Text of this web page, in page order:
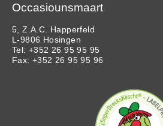
Occasiounsmaart
5, Z.A.C. Happerfeld
L-9806 Hosingen
Tel: +352 26 95 95 95
Fax: +352 26 95 95 96